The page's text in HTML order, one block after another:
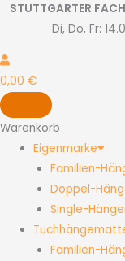
STUTTGARTER
Di, Do, Fr:
0,00 €
Warenkorb
Eigenmarke
Familien-
Doppel-
Single-
Familien-